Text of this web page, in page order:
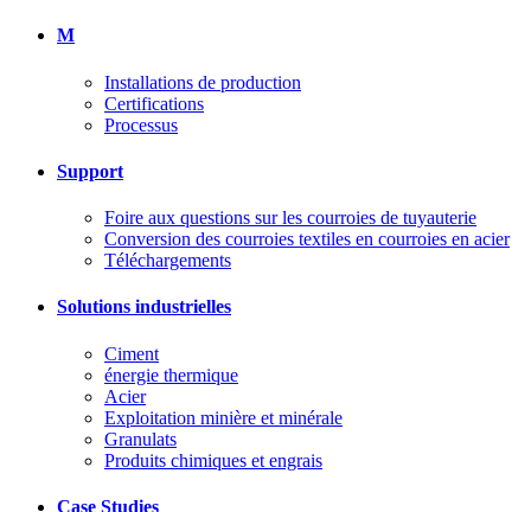
M
Installations de production
Certifications
Processus
Support
Foire aux questions sur les courroies de tuyauterie
Conversion des courroies textiles en courroies en acier
Téléchargements
Solutions industrielles
Ciment
énergie thermique
Acier
Exploitation minière et minérale
Granulats
Produits chimiques et engrais
Case Studies